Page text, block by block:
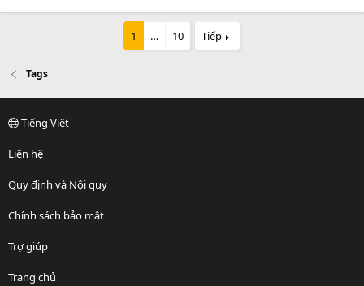
1 … 10 Tiếp
Tags
Tiếng Việt
Liên hệ
Quy định và Nội quy
Chính sách bảo mật
Trợ giúp
Trang chủ